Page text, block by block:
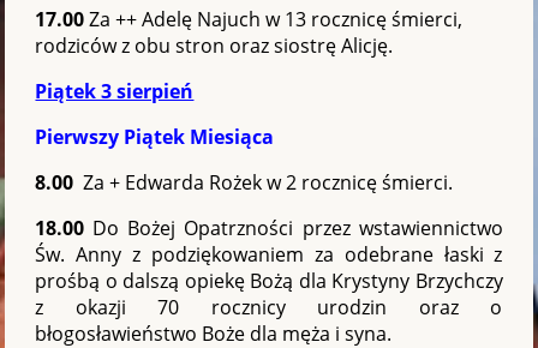
17.00Za ++ Adelę Najuch w 13 rocznicę śmierci,
rodziców z obu stron oraz siostrę Alicję.
Piątek 3 sierpień
Pierwszy Piątek Miesiąca
8.00Za + Edwarda Rożek w 2 rocznicę śmierci.
18.00 Do Bożej Opatrzności przez wstawiennictwo
Św. Anny z podziękowaniem za odebrane łaski z
prośbą o dalszą opiekę Bożą dla Krystyny Brzychczy
z okazji 70 rocznicy urodzin oraz o
błogosławieństwo Boże dla męża i syna.